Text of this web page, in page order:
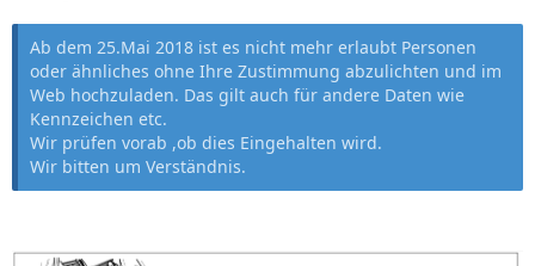
Ab dem 25.Mai 2018 ist es nicht mehr erlaubt Personen
oder ähnliches ohne Ihre Zustimmung abzulichten und im
Web hochzuladen. Das gilt auch für andere Daten wie
Kennzeichen etc.
Wir prüfen vorab ,ob dies Eingehalten wird.
Wir bitten um Verständnis.